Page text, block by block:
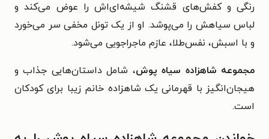
رنگی و کفش‌های قشنگ شیشه‌ای‌اش را عوض می‌کند و
لباس سیاهش را می‌پوشد. او از یک تونل مخفی سر می‌خورد
و با اسبش، نفس‌طلا، عازم ماجراجویی می‌شود.
مجموعه شاهزاده سیاه پوش، شامل داستان‌هایی جذاب و
هیجان‌انگیز با قهرمانی یک شاهزاده خانم زیبا برای کودکان
است.